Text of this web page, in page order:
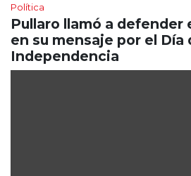
Política
Pullaro llamó a defender
en su mensaje por el Día
Independencia